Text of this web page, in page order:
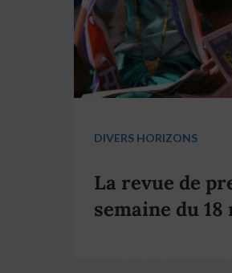
DIVERS HORIZONS
La revue de
semaine du 18